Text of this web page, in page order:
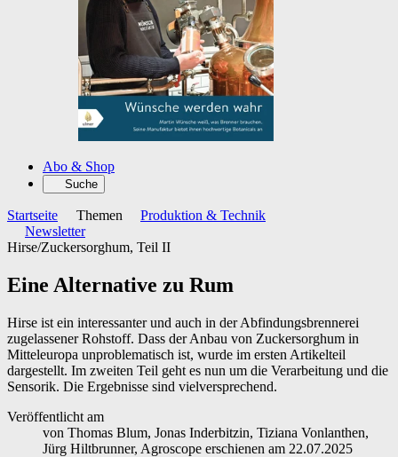
Abo & Shop
Suche
Startseite Themen
Produktion & Technik
Newsletter
Hirse/Zuckersorghum, Teil II
Eine Alternative zu Rum
Hirse ist ein interessanter und auch in der Abfindungsbrennerei
zugelassener Rohstoff. Dass der Anbau ­von Zuckersorghum in
Mitteleuropa unproblematisch ist, wurde im ersten Artikelteil
dargestellt. Im zweiten Teil geht es nun um die Verarbeitung und die
Sensorik. Die Ergebnisse sind vielversprechend.
Veröffentlicht am
von Thomas Blum, Jonas Inderbitzin, ­Tiziana Vonlanthen,
Jürg Hiltbrunner, Agroscope erschienen am 22.07.2025